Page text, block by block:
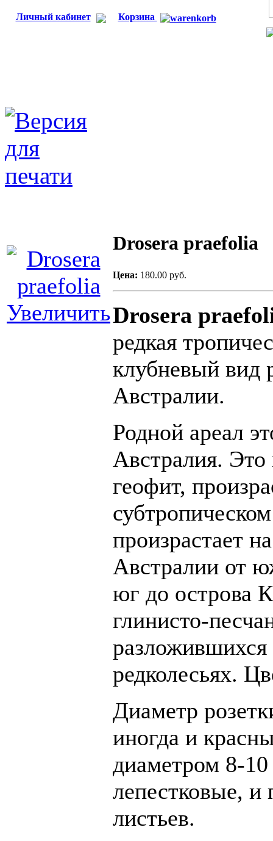
Личный кабинет Корзина
Увеличить
Drosera praefolia
Цена: 180.00 руб.
Drosera
редкая
клубневый вид
Австралии.
Родной ареал
Австралия.
геофит,
произрастает
Австралии от
юг до острова
глинисто-
разложившихся
редколесьях.
Диаметр
иногда и
диаметром 8-
лепестковые, и
листьев.